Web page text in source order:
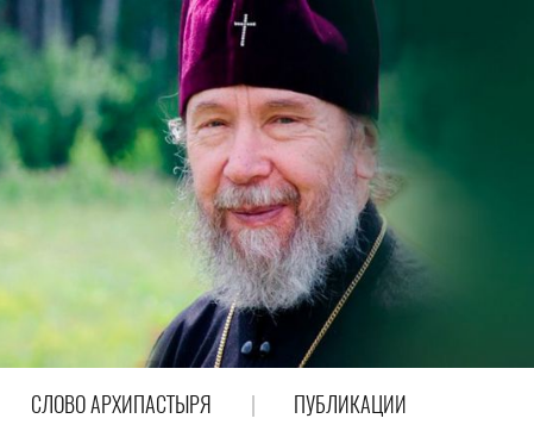
СЛОВО АРХИПАСТЫРЯ ПУБЛИКАЦИИ